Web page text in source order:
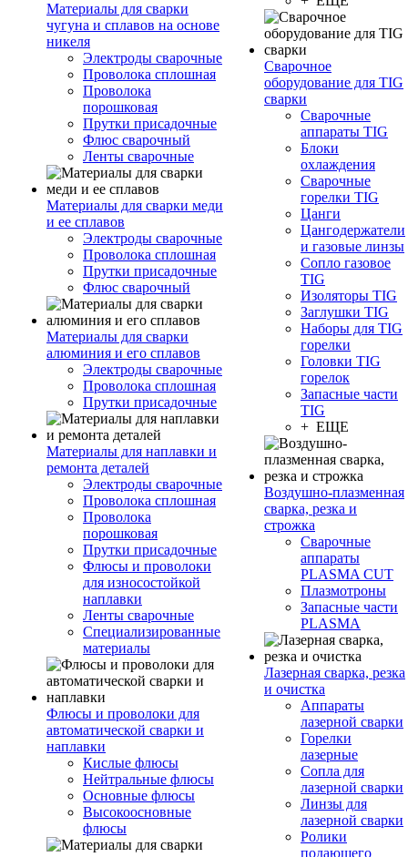
Материалы для сварки
чугуна и сплавов на основе
никеля
Электроды сварочные
Проволока сплошная
Проволока
порошковая
Прутки присадочные
Флюс сварочный
Ленты сварочные
Материалы для сварки меди
и ее сплавов
Электроды сварочные
Проволока сплошная
Прутки присадочные
Флюс сварочный
Материалы для сварки
алюминия и его сплавов
Электроды сварочные
Проволока сплошная
Прутки присадочные
Материалы для наплавки и
ремонта деталей
Электроды сварочные
Проволока сплошная
Проволока
порошковая
Прутки присадочные
Флюсы и проволоки
для износостойкой
наплавки
Ленты сварочные
Специализированные
материалы
Флюсы и проволоки для
автоматической сварки и
наплавки
Кислые флюсы
Нейтральные флюсы
Основные флюсы
Высокоосновные
флюсы
Сварочное
оборудование для TIG
сварки
Сварочные
аппараты TIG
Блоки
охлаждения
Сварочные
горелки TIG
Цанги
Цангодержатели
и газовые линзы
Сопло газовое
TIG
Изоляторы TIG
Заглушки TIG
Наборы для TIG
горелки
Головки TIG
горелок
Запасные части
TIG
+ ЕЩЕ
Воздушно-плазменная
сварка, резка и
строжка
Сварочные
аппараты
PLASMA CUT
Плазмотроны
Запасные части
PLASMA
Лазерная сварка, резка
и очистка
Аппараты
лазерной сварки
Горелки
лазерные
Сопла для
лазерной сварки
Линзы для
лазерной сварки
Ролики
подающего